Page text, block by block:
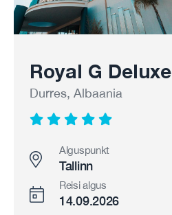
Royal G Deluxe
Durres, Albaania
Alguspunkt
Tallinn
Reisi algus
14.09.2026